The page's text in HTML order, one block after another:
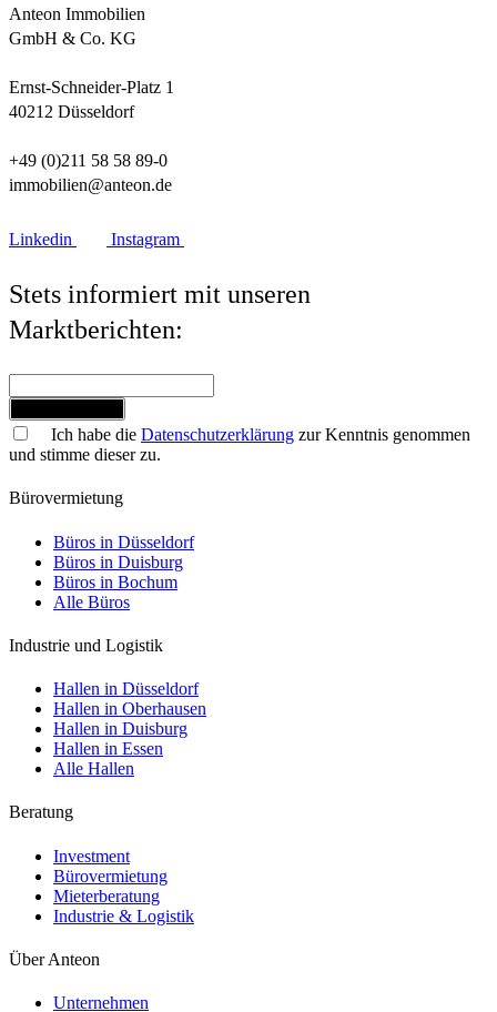
Anteon Immobilien
GmbH & Co. KG
Ernst-Schneider-Platz 1
40212 Düsseldorf
+49 (0)211 58 58 89-0
immobilien@anteon.de
Linkedin Instagram
Stets informiert mit unseren
Marktberichten:
Ich habe die Datenschutzerklärung zur Kenntnis genommen
und stimme dieser zu.
Bürovermietung
Büros in Düsseldorf
Büros in Duisburg
Büros in Bochum
Alle Büros
Industrie und Logistik
Hallen in Düsseldorf
Hallen in Oberhausen
Hallen in Duisburg
Hallen in Essen
Alle Hallen
Beratung
Investment
Bürovermietung
Mieterberatung
Industrie & Logistik
Über Anteon
Unternehmen